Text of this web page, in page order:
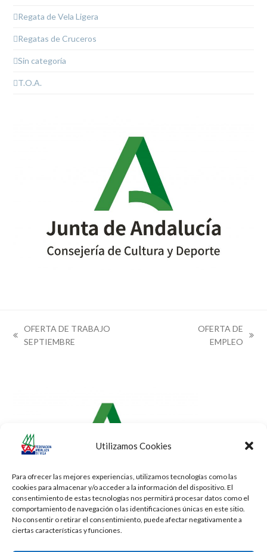
Utilizamos Cookies
Para ofrecer las mejores experiencias, utilizamos tecnologías como las
cookies para almacenar y/o acceder a la información del dispositivo. El
consentimiento de estas tecnologías nos permitirá procesar datos como el
comportamiento de navegación o las identificaciones únicas en este sitio.
No consentir o retirar el consentimiento, puede afectar negativamente a
ciertas características y funciones.
Regata de Vela Ligera
Regatas de Cruceros
Sin categoría
T.O.A.
previous
OFERTA DE TRABAJO
SEPTIEMBRE
OFERTA DE
EMPLEO